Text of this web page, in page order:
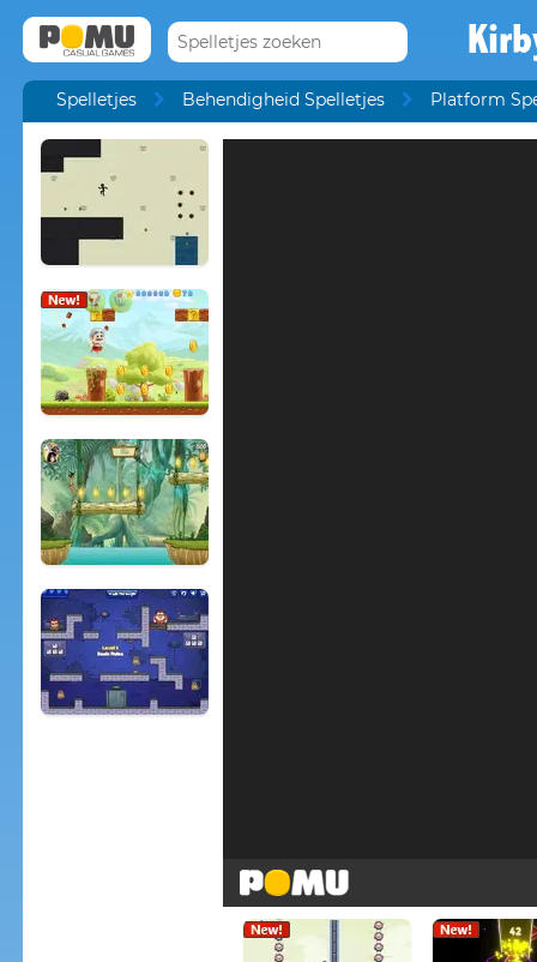
Spelletjes Behendigheid Spelletjes Platform